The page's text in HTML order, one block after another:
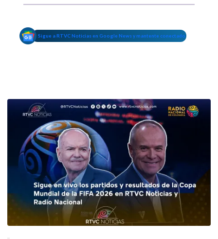
Sigue a RTVC Noticias en Google News y mantente conectado